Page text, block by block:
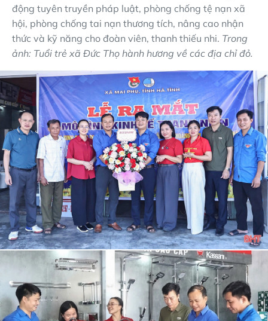
động tuyên truyền pháp luật, phòng chống tệ nạn xã
hội, phòng chống tai nạn thương tích, nâng cao nhận
thức và kỹ năng cho đoàn viên, thanh thiếu nhi. Trong
ảnh: Tuổi trẻ xã Đức Thọ hành hương về các địa chỉ đỏ.